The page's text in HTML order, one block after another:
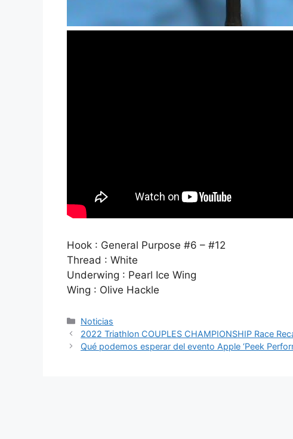
Hook : General Purpose #6 – #12
Thread : White
Underwing : Pearl Ice Wing
Wing : Olive Hackle
Categorías
Noticias
2022 Triathlon COUPLES CHAMPIONSHIP Race
Qué podemos esperar del evento Apple ‘Peek